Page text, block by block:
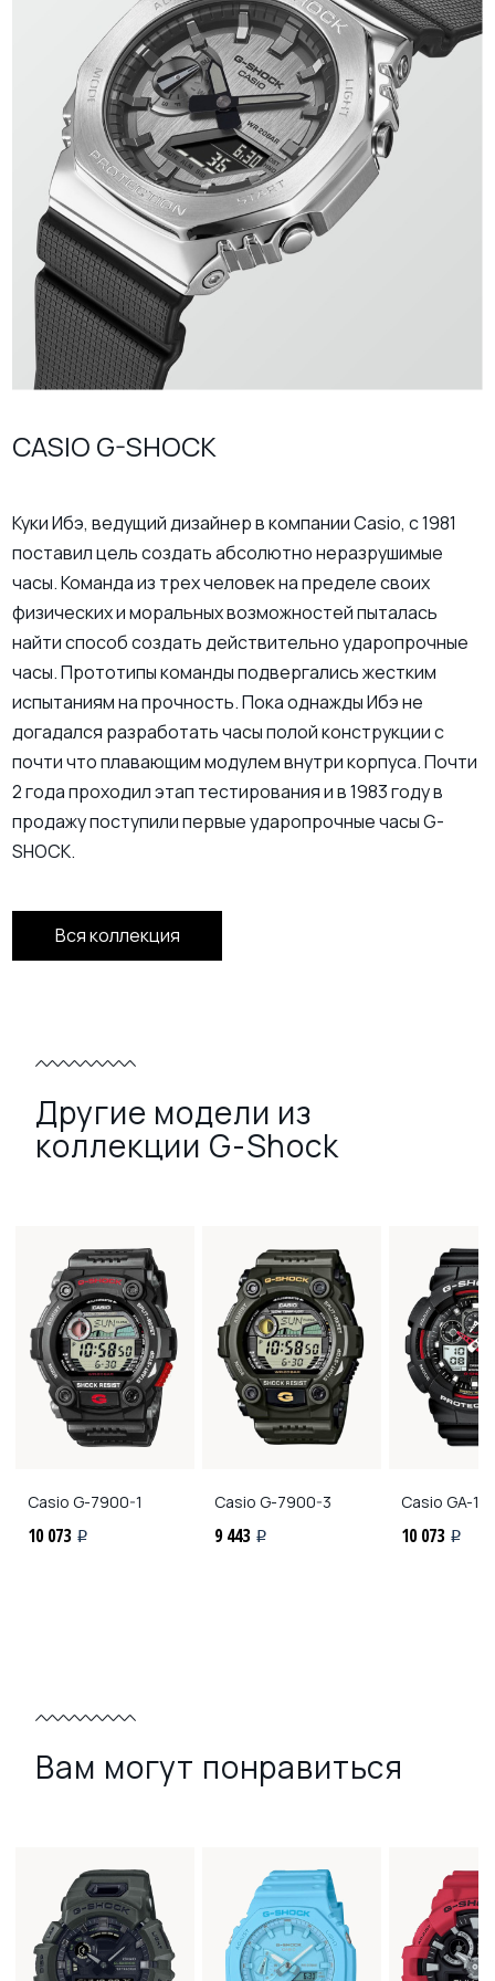
CASIO G-SHOCK
Куки Ибэ, ведущий дизайнер в компании Casio, с 1981
поставил цель создать абсолютно неразрушимые
часы. Команда из трех человек на пределе своих
физических и моральных возможностей пыталась
найти способ создать действительно ударопрочные
часы. Прототипы команды подвергались жестким
испытаниям на прочность. Пока однажды Ибэ не
догадался разработать часы полой конструкции с
почти что плавающим модулем внутри корпуса. Почти
2 года проходил этап тестирования и в 1983 году в
продажу поступили первые ударопрочные часы G-
SHOCK.
Вся коллекция
Другие модели из
коллекции G-Shock
Casio G-7900-1
10 073 i
Casio G-7900-3
9 443 i
Casio GA-
10 073 i
Вам могут понравиться